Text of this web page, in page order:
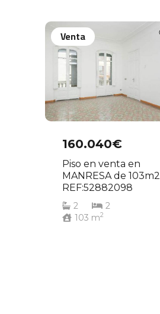
160.040€
Piso en venta en
MANRESA de 103m2
REF:52882098
2
2
103 m2
Venta